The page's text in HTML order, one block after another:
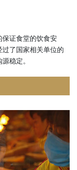
保证食堂的饮食安
了国家相关单位的
稳定。